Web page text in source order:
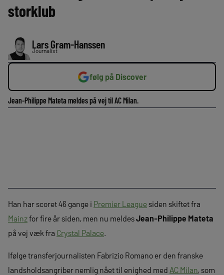
storklub
Lars Gram-Hanssen
Journalist
følg på Discover
Jean-Philippe Mateta meldes på vej til AC Milan.
Han har scoret 46 gange i Premier Leaguesiden skiftet fra
Mainzfor fire år siden, men nu meldesJean-Philippe Mateta
på vej væk fra Crystal Palace.
Ifølge transferjournalisten Fabrizio Romano er den franske
landsholdsangriber nemlig nået til enighed med AC Milan, som